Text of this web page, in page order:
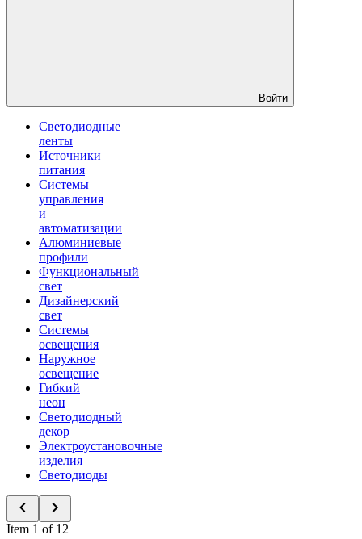
Войти
Светодиодные
ленты
Источники
питания
Системы
управления
и
автоматизации
Алюминиевые
профили
Функциональный
свет
Дизайнерский
свет
Системы
освещения
Наружное
освещение
Гибкий
неон
Светодиодный
декор
Электроустановочные
изделия
Светодиоды
Item 1 of 12